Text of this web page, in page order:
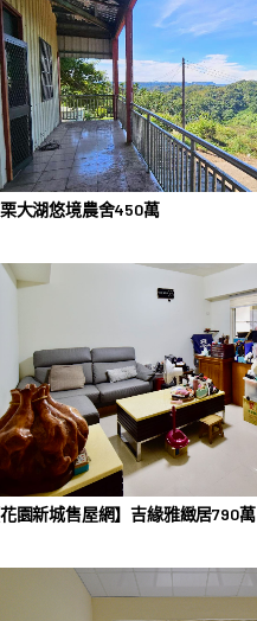
大湖悠境農舍450萬
花園新城售屋網】吉緣雅緻居790萬